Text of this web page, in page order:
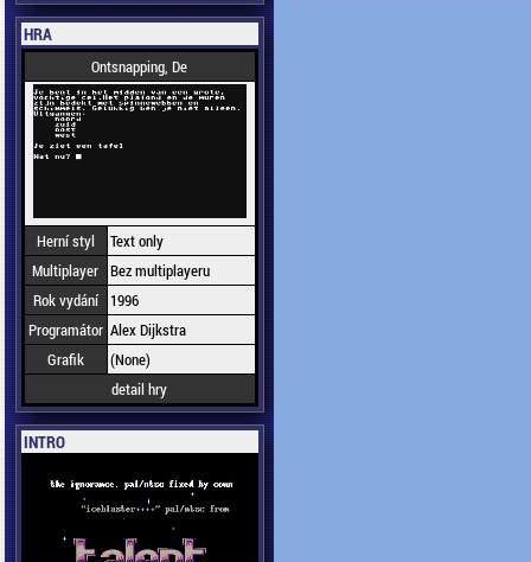
HRA
Ontsnapping, De
Herní styl
Text only
Multiplayer Bez multiplayeru
Rok vydání
1996
Programátor Alex Dijkstra
Grafik
(None)
detail hry
INTRO